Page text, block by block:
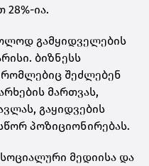
ია.
გამყიდველების
ბიზნესს
შეძლებენ
მართვას,
გაყიდვების
პოზიციონირებას.
მედიისა და